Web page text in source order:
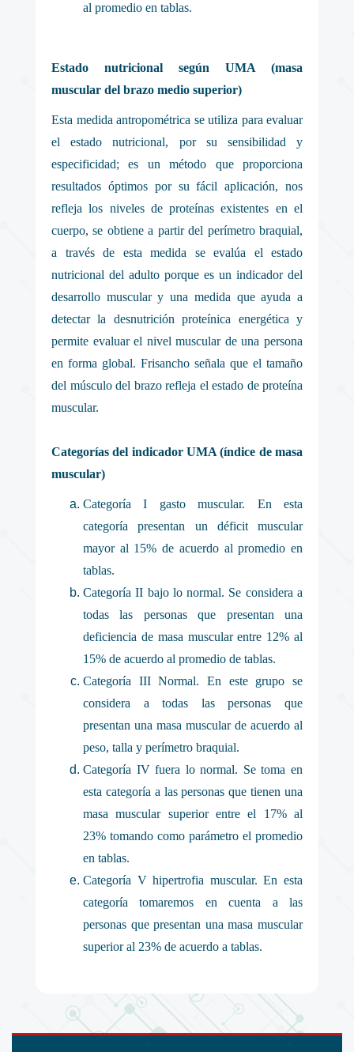
al promedio en tablas.
Estado nutricional según UMA (masa
muscular del brazo medio superior)
Esta medida antropométrica se utiliza para evaluar
el estado nutricional, por su sensibilidad y
especificidad; es un método que proporciona
resultados óptimos por su fácil aplicación, nos
refleja los niveles de proteínas existentes en el
cuerpo, se obtiene a partir del perímetro braquial,
a través de esta medida se evalúa el estado
nutricional del adulto porque es un indicador del
desarrollo muscular y una medida que ayuda a
detectar la desnutrición proteínica energética y
permite evaluar el nivel muscular de una persona
en forma global. Frisancho señala que el tamaño
del músculo del brazo refleja el estado de proteína
muscular.
Categorías del indicador UMA (índice de masa
muscular)
Categoría I gasto muscular. En esta
categoría presentan un déficit muscular
mayor al 15% de acuerdo al promedio en
tablas.
Categoría II bajo lo normal. Se considera a
todas las personas que presentan una
deficiencia de masa muscular entre 12% al
15% de acuerdo al promedio de tablas.
Categoría III Normal. En este grupo se
considera a todas las personas que
presentan una masa muscular de acuerdo al
peso, talla y perímetro braquial.
Categoría IV fuera lo normal. Se toma en
esta categoría a las personas que tienen una
masa muscular superior entre el 17% al
23% tomando como parámetro el promedio
en tablas.
Categoría V hipertrofia muscular. En esta
categoría tomaremos en cuenta a las
personas que presentan una masa muscular
superior al 23% de acuerdo a tablas.